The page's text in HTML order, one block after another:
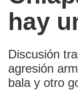
hay
Discusión
agresión
bala y otro